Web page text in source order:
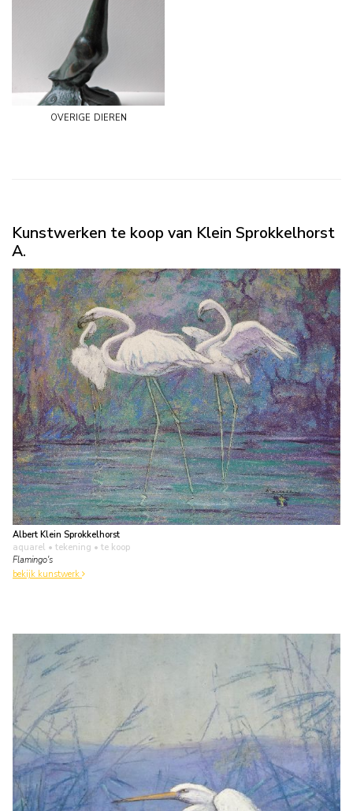
overige dieren
Kunstwerken te koop van Klein Sprokkelhorst
A.
Albert Klein Sprokkelhorst
aquarel • tekening • te koop
Flamingo's
bekijk kunstwerk